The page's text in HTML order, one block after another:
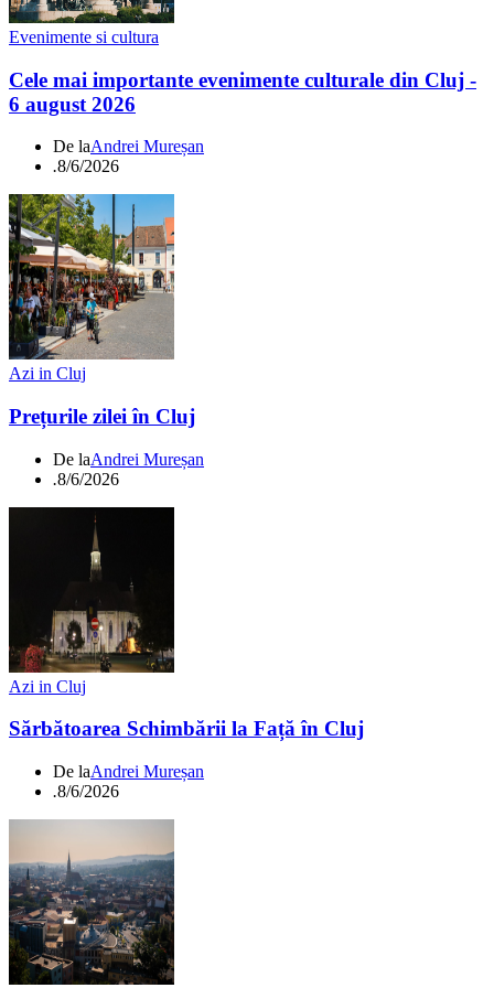
Evenimente si cultura
Cele mai importante evenimente culturale din Cluj -
6 august 2026
De laAndrei Mureșan
.8/6/2026
Azi in Cluj
Prețurile zilei în Cluj
De laAndrei Mureșan
.8/6/2026
Azi in Cluj
Sărbătoarea Schimbării la Față în Cluj
De laAndrei Mureșan
.8/6/2026